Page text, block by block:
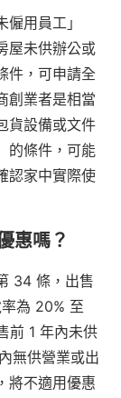
用員工」
屋未供辦公或
件，可申請全
創業者是相當
貨設備或文件
的條件，可能
認家中實際使
惠嗎？
34 條，出售
為 20% 至
前 1 年內未供
無供營業或出
將不適用優惠